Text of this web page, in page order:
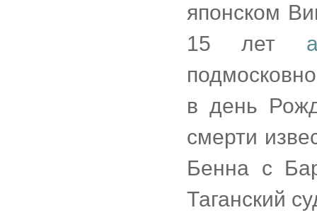
японском
15 лет
в день
смерти
Бенна с
Таганский